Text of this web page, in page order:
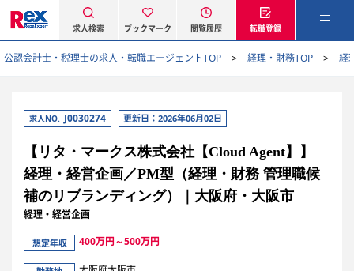
求人検索 ブックマーク 閲覧履歴 転職登録
公認会計士・税理士の求人・転職エージェントTOP 経理・財務TOP 経
求人NO. J0030274 更新日：2026年06月02日
【リタ・マークス株式会社【Cloud Agent】】
経理・経営企画／PM型（経理・財務 管理職候
補のリブランディング）｜大阪府・大阪市
経理・経営企画
想定年収 400万円～500万円